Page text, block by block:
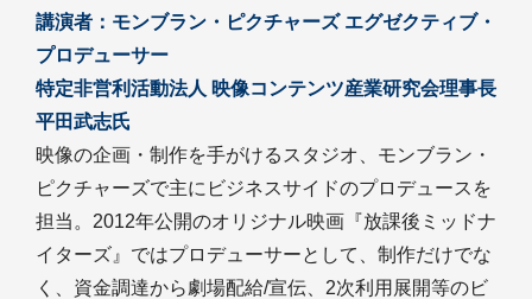
講演者：モンブラン・ピクチャーズ エグゼクティブ・
プロデューサー
特定非営利活動法人 映像コンテンツ産業研究会理事長
平田武志氏
映像の企画・制作を手がけるスタジオ、モンブラン・
ピクチャーズで主にビジネスサイドのプロデュースを
担当。2012年公開のオリジナル映画『放課後ミッドナ
イターズ』ではプロデューサーとして、制作だけでな
く、資金調達から劇場配給/宣伝、2次利用展開等のビ